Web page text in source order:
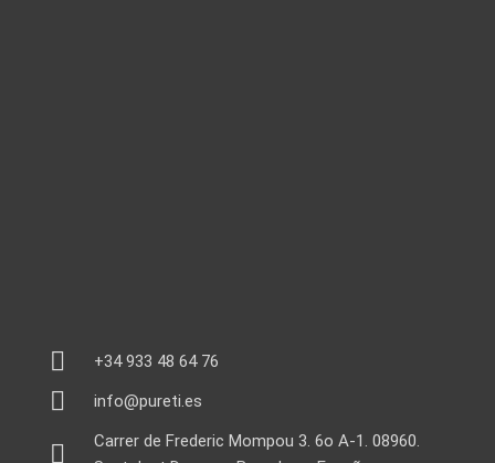
+34 933 48 64 76
info@pureti.es
Carrer de Frederic Mompou 3. 6o A-1. 08960.